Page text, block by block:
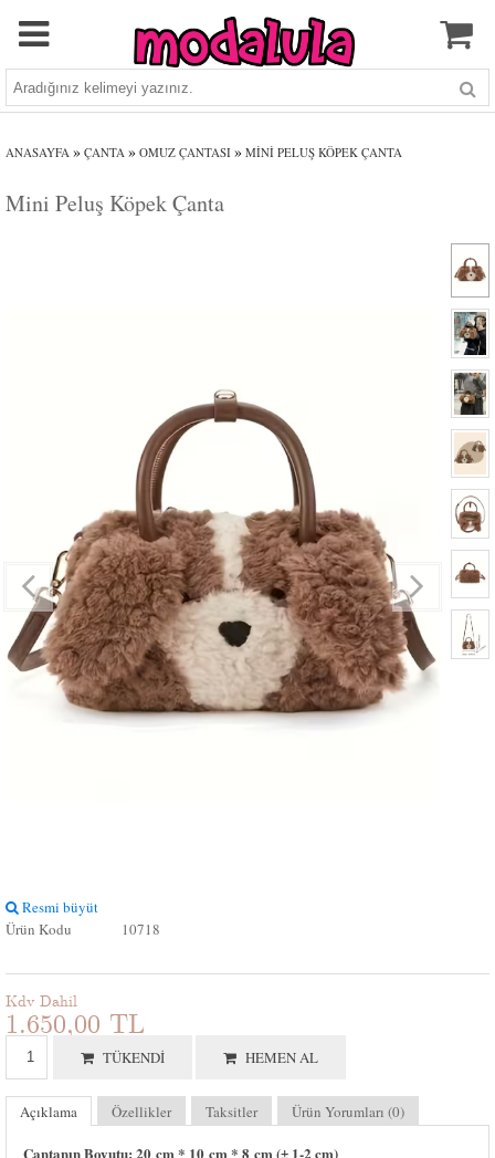
ANASAYFA » ÇANTA » OMUZ ÇANTASI » MINI PELUŞ KÖPEK ÇANTA
Mini Peluş Köpek Çanta
Resmi büyüt
Ürün Kodu
10718
Kdv Dahil
1.650,00 TL
TÜKENDI HEMEN AL
Açıklama Özellikler Taksitler Ürün Yorumları (0)
Çantanın Boyutu: 20 cm * 10 cm * 8 cm (± 1-2 cm)